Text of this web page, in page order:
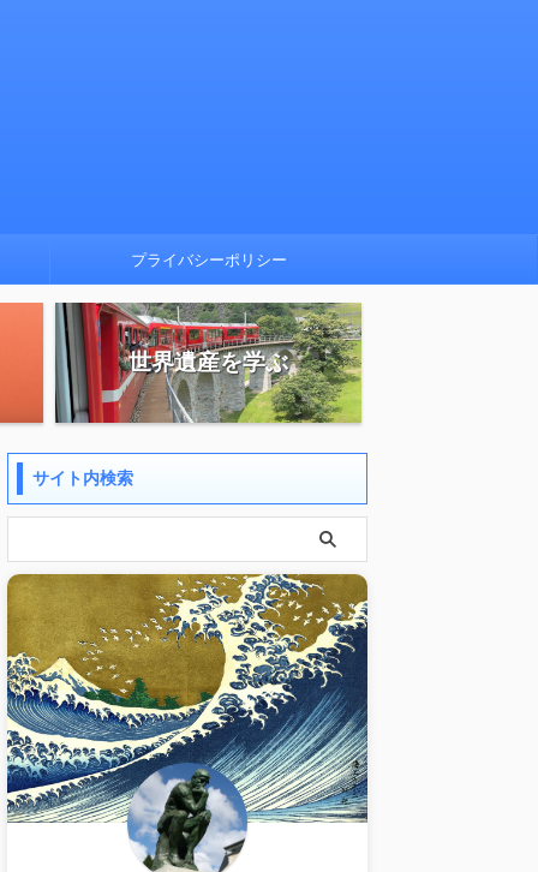
プライバシーポリシー
世界遺産を学ぶ
サイト内検索